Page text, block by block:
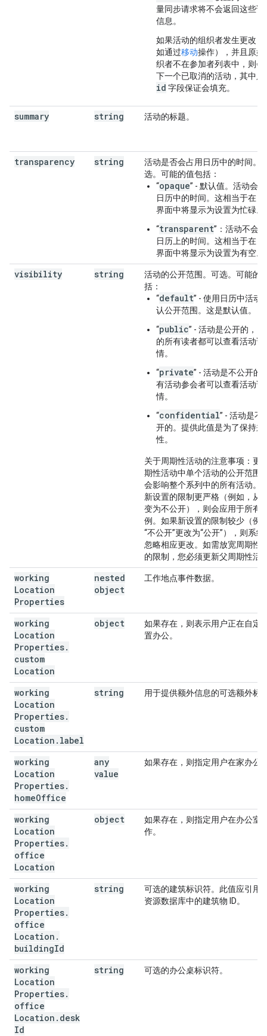
量同步请求将不会返回这些详
信息。
如果活动的组织者发生更改（
如通过移动操作），并且原始
织者不在参加者列表中，则会
下一个已取消的活动，其中只
id 字段保证会填充。
summary string 活动的标题。
transparency string
活动是否会占用日历中的时间。
选。可能的值包括：
“opaque” - 默认值。活动会
日历中的时间。这相当于在日
界面中将显示为设置为忙碌
“transparent”：活动不会
日历上的时间。这相当于在日
界面中将显示为设置为有空
visibility string
活动的公开范围。可选。可能的
括：
“default” - 使用日历中活动
认公开范围。这是默认值。
“public” - 活动是公开的，日
的所有读者都可以查看活动详
情。
“private” - 活动是不公开的
有活动参会者可以查看活动详
情。
“confidential” - 活动是不
开的。提供此值是为了保持兼
性。
关于周期性活动的注意事项 ：更
期性活动中单个活动的公开范围
会影响整个系列中的所有活动。
新设置的限制更严格（例如，从
变为不公开），则会应用于所有
例。如果新设置的限制较少（例
“不公开”更改为“公开”），则系统
忽略相应更改。如需放宽周期性
的限制，您必须更新父周期性活
working
Location
Properties
nested
object
工作地点事件数据。
working
Location
Properties.
custom
Location
object
如果存在，则表示用户正在自定
置办公。
working
Location
Properties.
custom
Location . label
string 用于提供额外信息的可选额外标
working
Location
Properties.
homeOffice
any
value
如果存在，则指定用户在家办公
working
Location
Properties.
office
Location
object
如果存在，则指定用户在办公室
作。
working
Location
Properties.
office
Location .
buildingId
string
可选的建筑标识符。此值应引用
资源数据库中的建筑物 ID。
working
Location
Properties.
office
Location . desk
Id
string 可选的办公桌标识符。